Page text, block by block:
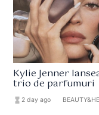
Kylie Jenner
trio de parfumuri
hourglass_full 2 day ago